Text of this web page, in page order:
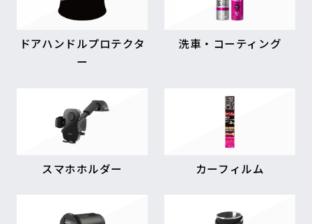
ドアハンドルプロテクタ
ー
洗車・コーティング
スマホホルダー カーフィルム